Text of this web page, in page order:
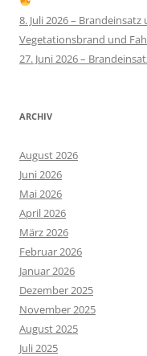
8. Juli 2026 –
Vegetationsbrand und
27. Juni 2026 –
ARCHIV
August 2026
Juni 2026
Mai 2026
April 2026
März 2026
Februar 2026
Januar 2026
Dezember 2025
November 2025
August 2025
Juli 2025